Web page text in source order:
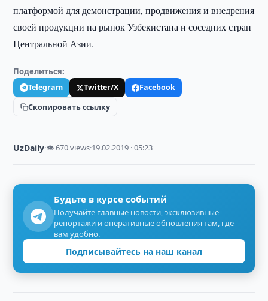
платформой для демонстрации, продвижения и внедрения
своей продукции на рынок Узбекистана и соседних стран
Центральной Азии.
Поделиться:
Telegram Twitter/X
Facebook
Скопировать ссылку
UzDaily·👁 670 views·19.02.2019 · 05:23
Будьте в курсе событий
Получайте главные новости, эксклюзивные
репортажи и оперативные обновления там, где
вам удобно.
Подписывайтесь на наш канал